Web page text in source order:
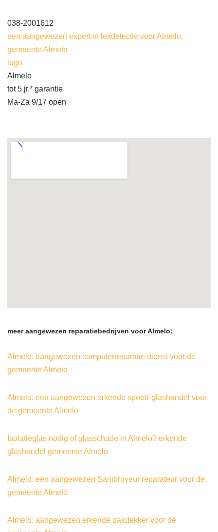
038-2001612
een aangewezen expert in lekdetectie voor Almelo,
gemeente Almelo
logo
Almelo
tot 5 jr.* garantie
Ma-Za 9/17 open
meer aangewezen reparatiebedrijven voor Almelo:
Almelo: aangewezen computerreparatie dienst voor de
gemeente Almelo
Almelo: een aangewezen erkende spoed-glashandel voor
de gemeente Almelo
Isolatieglas nodig of glasschade in Almelo? erkende
glashandel gemeente Almelo
Almelo: een aangewezen Sanibroyeur reparateur voor de
gemeente Almelo
Almelo: aangewezen erkende dakdekker voor de